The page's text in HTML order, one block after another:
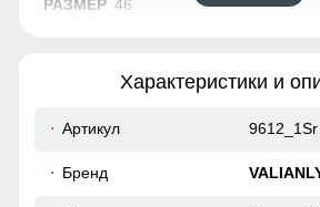
46
Характеристики и
Артикул 9612_1Sr
Бренд